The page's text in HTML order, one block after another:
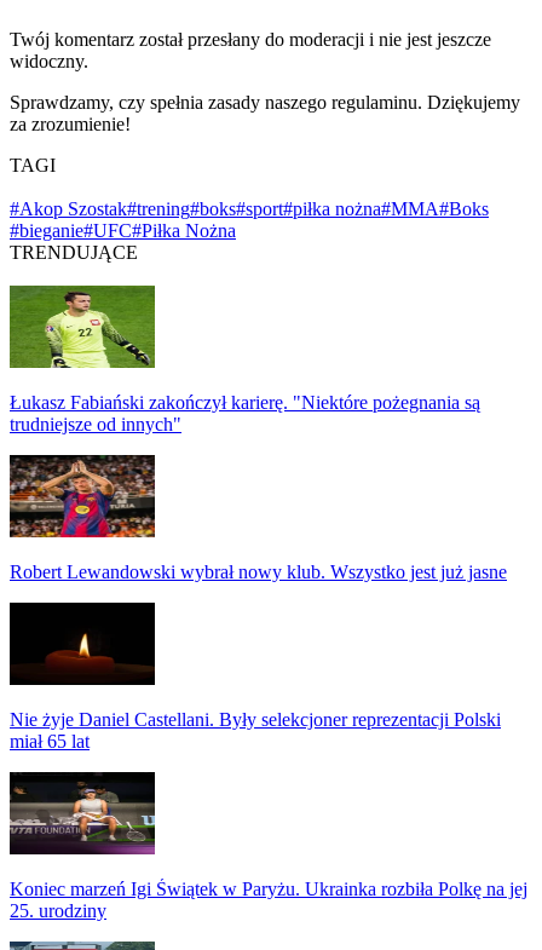
Twój komentarz został przesłany do moderacji i nie jest jeszcze
widoczny.
Sprawdzamy, czy spełnia zasady naszego regulaminu. Dziękujemy
za zrozumienie!
TAGI
#Akop Szostak#trening#boks#sport#piłka nożna#MMA#Boks
#bieganie#UFC#Piłka Nożna
TRENDUJĄCE
Łukasz Fabiański zakończył karierę. "Niektóre pożegnania są
trudniejsze od innych"
Robert Lewandowski wybrał nowy klub. Wszystko jest już jasne
Nie żyje Daniel Castellani. Były selekcjoner reprezentacji Polski
miał 65 lat
Koniec marzeń Igi Świątek w Paryżu. Ukrainka rozbiła Polkę na jej
25. urodziny